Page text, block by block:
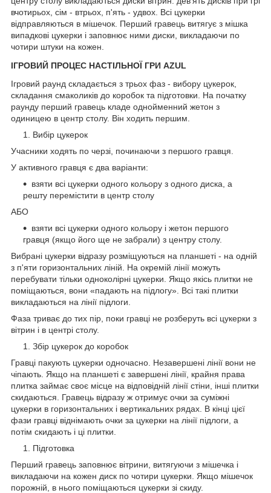
вчотирьох, сім - втрьох, п'ять - удвох. Всі цукерки
відправляються в мішечок. Перший гравець витягує з мішка
випадкові цукерки і заповнює ними диски, викладаючи по
чотири штуки на кожен.
ІГРОВИЙ ПРОЦЕС НАСТІЛЬНОЇ ГРИ AZUL
Ігровий раунд складається з трьох фаз - вибору цукерок,
складання смаколиків до коробок та підготовки. На початку
раунду перший гравець кладе однойменний жетон з
одиницею в центр столу. Він ходить першим.
Вибір цукерок
Учасники ходять по черзі, починаючи з першого гравця.
У активного гравця є два варіанти:
взяти всі цукерки одного кольору з одного диска, а
решту перемістити в центр столу
АБО
взяти всі цукерки одного кольору і жетон першого
гравця (якщо його ще не забрали) з центру столу.
Вибрані цукерки відразу розміщуються на планшеті - на одній
з п'яти горизонтальних ліній. На окремій лінії можуть
перебувати тільки одноколірні цукерки. Якщо якісь плитки не
поміщаються, вони «падають на підлогу». Всі такі плитки
викладаються на лінії підлоги.
Фаза триває до тих пір, поки гравці не розберуть всі цукерки з
вітрин і в центрі столу.
Збір цукерок до коробок
Гравці пакують цукерки одночасно. Незавершені лінії вони не
чіпають. Якщо на планшеті є завершені лінії, крайня права
плитка займає своє місце на відповідній лінії стіни, інші плитки
скидаються. Гравець відразу ж отримує очки за суміжні
цукерки в горизонтальних і вертикальних рядах. В кінці цієї
фази гравці віднімають очки за цукерки на лінії підлоги, а
потім скидають і ці плитки.
Підготовка
Перший гравець заповнює вітрини, витягуючи з мішечка і
викладаючи на кожен диск по чотири цукерки. Якщо мішечок
порожній, в нього поміщаються цукерки зі скиду.